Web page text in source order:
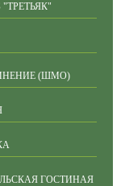
(ШМО)
ГОСТИНАЯ